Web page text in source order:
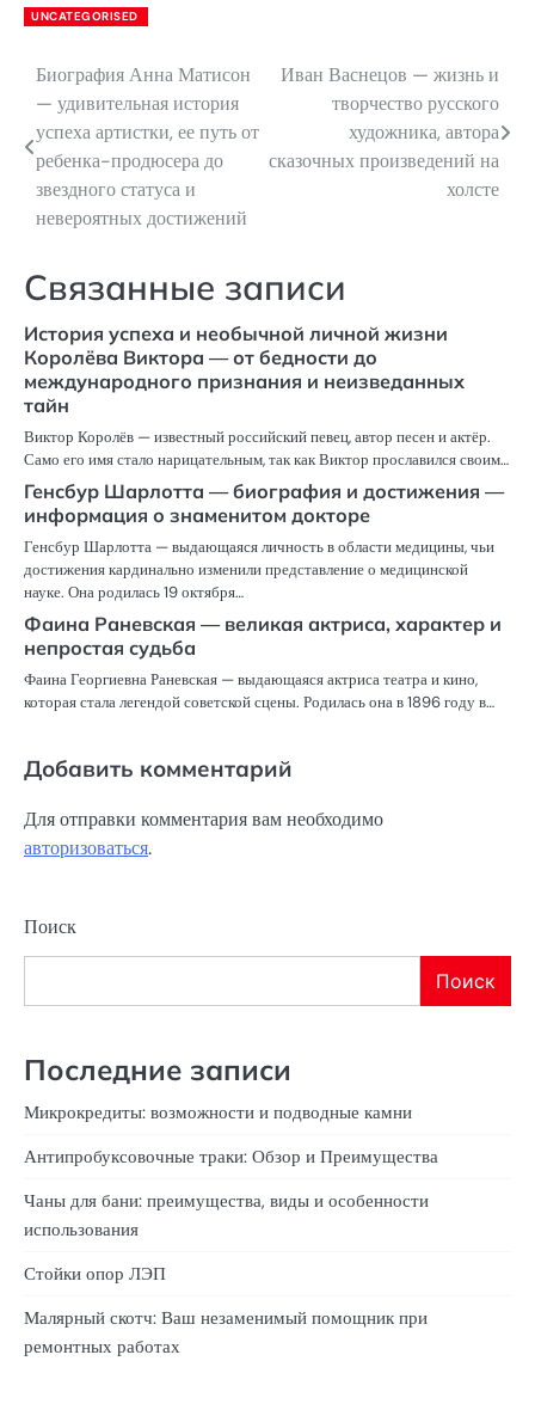
UNCATEGORISED
Навигация
по
записям
Биография Анна Матисон
— удивительная история
успеха артистки, ее путь от
ребенка-продюсера до
звездного статуса и
невероятных достижений
Иван Васнецов — жизнь и
творчество русского
художника, автора
сказочных произведений на
холсте
Связанные записи
История успеха и необычной личной жизни
Королёва Виктора — от бедности до
международного признания и неизведанных
тайн
Виктор Королёв — известный российский певец, автор песен и актёр.
Само его имя стало нарицательным, так как Виктор прославился своим…
Генсбур Шарлотта — биография и достижения —
информация о знаменитом докторе
Генсбур Шарлотта — выдающаяся личность в области медицины, чьи
достижения кардинально изменили представление о медицинской
науке. Она родилась 19 октября…
Фаина Раневская — великая актриса, характер и
непростая судьба
Фаина Георгиевна Раневская — выдающаяся актриса театра и кино,
которая стала легендой советской сцены. Родилась она в 1896 году в…
Добавить комментарий
Для отправки комментария вам необходимо
авторизоваться.
Поиск
Поиск
Последние записи
Микрокредиты: возможности и подводные камни
Антипробуксовочные траки: Обзор и Преимущества
Чаны для бани: преимущества, виды и особенности
использования
Стойки опор ЛЭП
Малярный скотч: Ваш незаменимый помощник при
ремонтных работах